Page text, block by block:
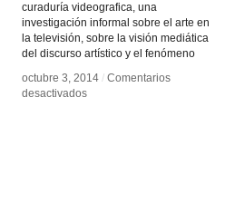
curaduría videografica, una
investigación informal sobre el arte en
la televisión, sobre la visión mediática
del discurso artístico y el fenómeno
octubre 3, 2014 / Comentarios
desactivadosen
octubre 3, 2014 / Comentarios
desactivadosen